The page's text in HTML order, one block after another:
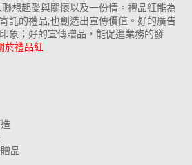
想起愛與關懷以及一份情。禮品紅能為
託的禮品,也創造出宣傳價值。好的廣告
象；好的宣傳贈品，能促進業務的發
於禮品紅
品